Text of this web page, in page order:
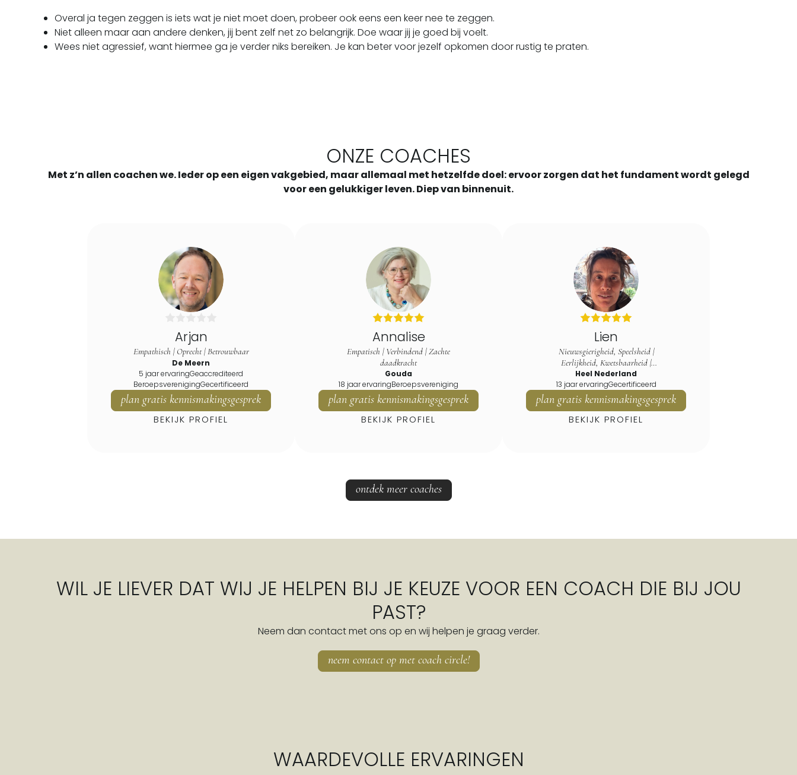
Overal ja tegen zeggen is iets wat je niet moet doen, probeer ook eens een keer nee te zeggen.
Niet alleen maar aan andere denken, jij bent zelf net zo belangrijk. Doe waar jij je goed bij voelt.
Wees niet agressief, want hiermee ga je verder niks bereiken. Je kan beter voor jezelf opkomen door rustig te praten.
ONZE COACHES
Met z’n allen coachen we. Ieder op een eigen vakgebied, maar allemaal met hetzelfde doel: ervoor zorgen dat het fundament wordt gelegd
voor een gelukkiger leven. Diep van binnenuit.
Arjan
Empathisch | Oprecht | Betrouwbaar
De Meern
5 jaar ervaringGeaccrediteerd
BeroepsverenigingGecertificeerd
plan gratis kennismakingsgesprek
BEKIJK PROFIEL
Annalise
Empatisch | Verbindend | Zachte
daadkracht
Gouda
18 jaar ervaringBeroepsvereniging
plan gratis kennismakingsgesprek
BEKIJK PROFIEL
Lien
Nieuwsgierigheid, Speelsheid |
Eerlijkheid, Kwetsbaarheid |
Dankbaarheid
Heel Nederland
13 jaar ervaringGecertificeerd
plan gratis kennismakingsgesprek
BEKIJK PROFIEL
ontdek meer coaches
WIL JE LIEVER DAT WIJ JE HELPEN BIJ JE KEUZE VOOR EEN COACH DIE BIJ JOU
PAST?
Neem dan contact met ons op en wij helpen je graag verder.
neem contact op met coach circle!
WAARDEVOLLE ERVARINGEN